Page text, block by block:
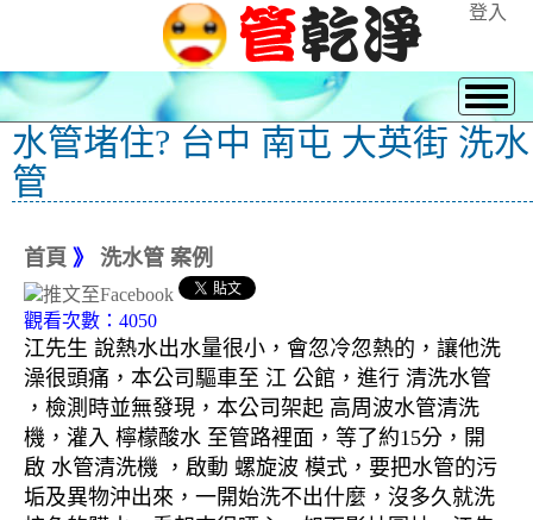
登入
水管堵住? 台中 南屯 大英街 洗水
管
首頁 》 洗水管 案例
觀看次數：4050
江先生 說熱水出水量很小，會忽冷忽熱的，讓他洗
澡很頭痛，本公司驅車至 江 公館，進行 清洗水管
，檢測時並無發現，本公司架起 高周波水管清洗
機，灌入 檸檬酸水 至管路裡面，等了約15分，開
啟 水管清洗機 ，啟動 螺旋波 模式，要把水管的污
垢及異物沖出來，一開始洗不出什麼，沒多久就洗